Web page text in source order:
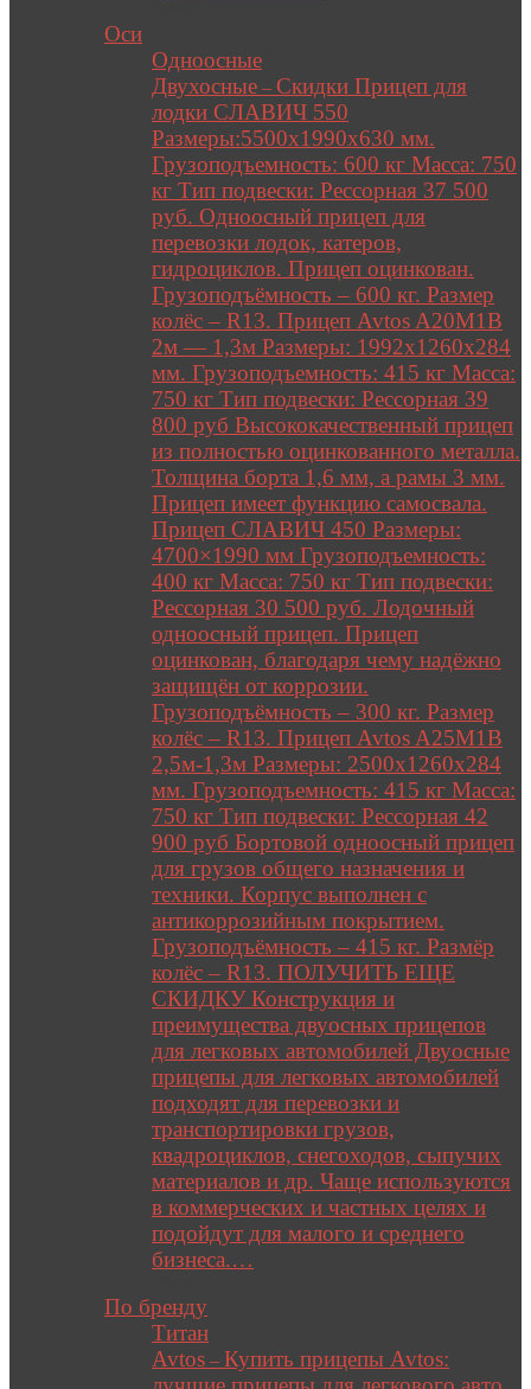
Оси
Одноосные
Двухосные – Скидки Прицеп для
лодки СЛАВИЧ 550
Размеры:5500х1990х630 мм.
Грузоподъемность: 600 кг Масса: 750
кг Тип подвески: Рессорная 37 500
руб. Одноосный прицеп для
перевозки лодок, катеров,
гидроциклов. Прицеп оцинкован.
Грузоподъёмность – 600 кг. Размер
колёс – R13. Прицеп Avtos A20M1B
2м — 1,3м Размеры: 1992х1260х284
мм. Грузоподъемность: 415 кг Масса:
750 кг Тип подвески: Рессорная 39
800 руб Высококачественный прицеп
из полностью оцинкованного металла.
Толщина борта 1,6 мм, а рамы 3 мм.
Прицеп имеет функцию самосвала.
Прицеп СЛАВИЧ 450 Размеры:
4700×1990 мм Грузоподъемность:
400 кг Масса: 750 кг Тип подвески:
Рессорная 30 500 руб. Лодочный
одноосный прицеп. Прицеп
оцинкован, благодаря чему надёжно
защищён от коррозии.
Грузоподъёмность – 300 кг. Размер
колёс – R13. Прицеп Avtos A25M1B
2,5м-1,3м Размеры: 2500х1260х284
мм. Грузоподъемность: 415 кг Масса:
750 кг Тип подвески: Рессорная 42
900 руб Бортовой одноосный прицеп
для грузов общего назначения и
техники. Корпус выполнен с
антикоррозийным покрытием.
Грузоподъёмность – 415 кг. Размёр
колёс – R13. ПОЛУЧИТЬ ЕЩЕ
СКИДКУ Конструкция и
преимущества двуосных прицепов
для легковых автомобилей Двуосные
прицепы для легковых автомобилей
подходят для перевозки и
транспортировки грузов,
квадроциклов, снегоходов, сыпучих
материалов и др. Чаще используются
в коммерческих и частных целях и
подойдут для малого и среднего
бизнеса.…
По бренду
Титан
Avtos – Купить прицепы Avtos: